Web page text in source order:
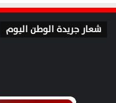
شعار جريدة الوطن اليوم